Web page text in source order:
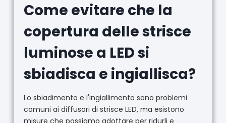
Come evitare che la
copertura delle strisce
luminose a LED si
sbiadisca e ingiallisca?
Lo sbiadimento e l'ingiallimento sono problemi
comuni ai diffusori di strisce LED, ma esistono